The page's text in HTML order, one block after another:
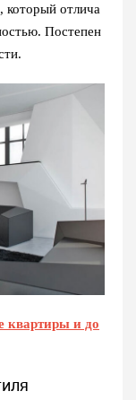
который отлича
Постепен
квартиры и до